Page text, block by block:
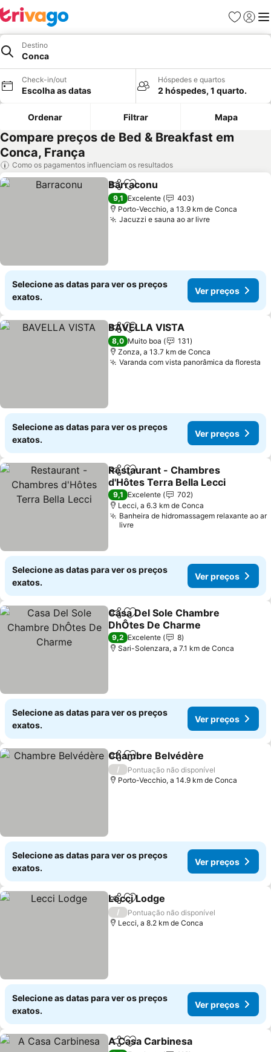
Favoritos
Iniciar
Destino
Conca
Check-in/out
Escolha as datas
Hóspedes e quartos
2 hóspedes, 1 quarto.
Ordenar Filtrar Mapa
Compare preços de Bed & Breakfast em
Conca, França
Como os pagamentos influenciam os resultados
PartilharAdicionar aos favoritos
Barraconu
9,1 Excelente
403
Porto-Vecchio, a 13.9 km de Conca
Jacuzzi e sauna ao ar livre
Selecione as datas para ver os preços
exatos.
Ver preços
PartilharAdicionar aos favoritos
BAVELLA VISTA
8,0 Muito boa
131
Zonza, a 13.7 km de Conca
Varanda com vista panorâmica da floresta
Selecione as datas para ver os preços
exatos.
Ver preços
PartilharAdicionar aos favoritos
Restaurant - Chambres
d'Hôtes Terra Bella Lecci
9,1 Excelente
702
Lecci, a 6.3 km de Conca
Banheira de hidromassagem relaxante ao ar
livre
Selecione as datas para ver os preços
exatos.
Ver preços
PartilharAdicionar aos favoritos
Casa Del Sole Chambre
DhÔtes De Charme
9,2 Excelente
8
Sari-Solenzara, a 7.1 km de Conca
Selecione as datas para ver os preços
exatos.
Ver preços
PartilharAdicionar aos favoritos
Chambre Belvédère
/
Pontuação não disponível
Porto-Vecchio, a 14.9 km de Conca
Selecione as datas para ver os preços
exatos.
Ver preços
PartilharAdicionar aos favoritos
Lecci Lodge
/
Pontuação não disponível
Lecci, a 8.2 km de Conca
Selecione as datas para ver os preços
exatos.
Ver preços
PartilharAdicionar aos favoritos
A Casa Carbinesa